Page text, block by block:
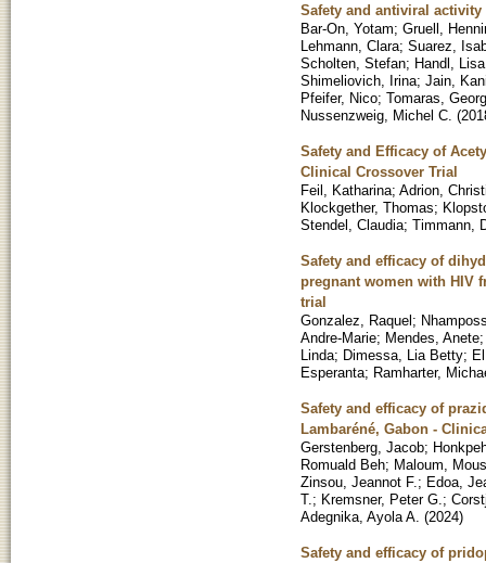
Safety and antiviral
Bar-On, Yotam; Gruell,
Lehmann, Clara; Suarez,
Scholten, Stefan; Handl, Lisa
Shimeliovich, Irina; Jain,
Pfeifer, Nico; Tomaras,
Nussenzweig, Michel C. (
Safety and Efficacy of
Clinical Crossover Trial
Feil, Katharina; Adrion,
Klockgether, Thomas;
Stendel, Claudia; Timmann,
Safety and efficacy of
pregnant women with HIV
trial
Gonzalez, Raquel;
Andre-Marie; Mendes, Anete
Linda; Dimessa, Lia Betty;
Esperanta; Ramharter,
Safety and efficacy of
Lambaréné, Gabon -
Gerstenberg, Jacob;
Romuald Beh; Maloum,
Zinsou, Jeannot F. ; Edoa,
T. ; Kremsner, Peter G. ;
Adegnika, Ayola A. (2024)
Safety and efficacy of